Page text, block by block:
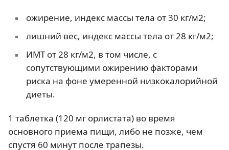
ожирение, индекс массы тела от 30 кг/м2;
лишний вес, индекс массы тела от 28 кг/м2;
ИМТ от 28 кг/м2, в том числе, с
сопутствующими ожирению факторами
риска на фоне умеренной низкокалорийной
диеты.
1 таблетка (120 мг орлистата) во время
основного приема пищи, либо не позже, чем
спустя 60 минут после трапезы.